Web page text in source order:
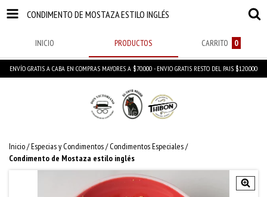
CONDIMENTO DE MOSTAZA ESTILO INGLÉS
INICIO PRODUCTOS CARRITO 0
ENVÍO GRATIS A CABA EN COMPRAS MAYORES A $70.000 - ENVIO GRATIS RESTO DEL PAIS $120.000
Inicio/Especias y Condimentos/ Condimentos Especiales/
Condimento de Mostaza estilo inglés